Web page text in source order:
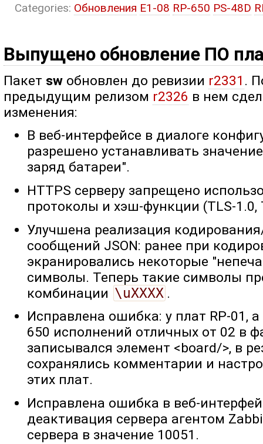
Categories: Обновления E1-08 RP-650 PS-48D
Выпущено обновление ПО
Пакет sw обновлен до ревизии r2331 .
предыдущим релизом r2326 в нем
изменения:
В веб-интерфейсе в диалоге
разрешено устанавливать
заряд батареи".
HTTPS серверу запрещено
протоколы и хэш-функции (TLS-1.0,
Улучшена реализация
сообщений JSON: ранее при
экранировались некоторые
символы. Теперь такие символы
комбинации \uXXXX .
Исправлена ошибка: у плат RP-01,
650 исполнений отличных от 02 в
записывался элемент <board/>, в
сохранялись комментарии и
этих плат.
Исправлена ошибка в веб-
деактивация сервера агентом
сервера в значение 10051.